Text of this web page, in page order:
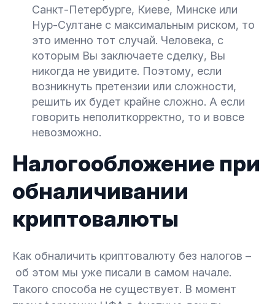
Санкт-Петербурге, Киеве, Минске или
Нур-Султане с максимальным риском, то
это именно тот случай. Человека, с
которым Вы заключаете сделку, Вы
никогда не увидите. Поэтому, если
возникнуть претензии или сложности,
решить их будет крайне сложно. А если
говорить неполиткорректно, то и вовсе
невозможно.
Налогообложение при
обналичивании
криптовалюты
Как обналичить криптовалюту без налогов –
об этом мы уже писали в самом начале.
Такого способа не существует. В момент